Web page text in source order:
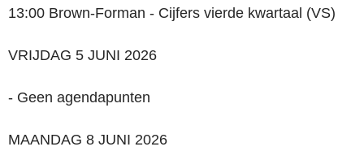
13:00 Brown-Forman - Cijfers vierde kwartaal (VS)
VRIJDAG 5 JUNI 2026
- Geen agendapunten
MAANDAG 8 JUNI 2026